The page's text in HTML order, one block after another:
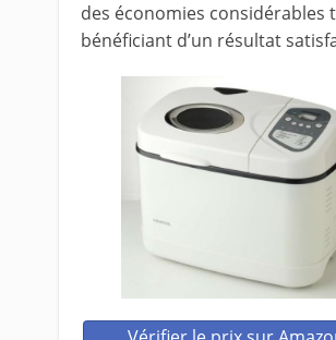
des économies considérables
bénéficiant d’un résultat